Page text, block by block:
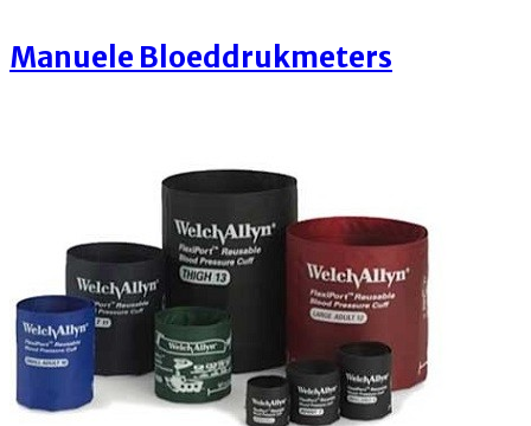
Manuele Bloeddrukmeters